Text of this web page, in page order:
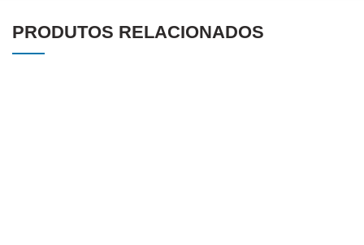
PRODUTOS RELACIONADOS